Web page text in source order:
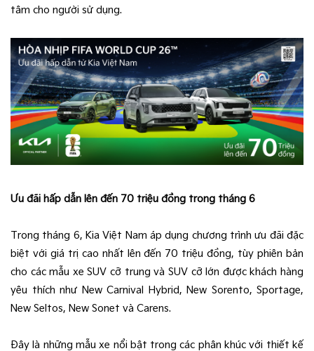
tâm cho người sử dụng.
Ưu đãi hấp dẫn lên đến 70 triệu đồng trong tháng 6
Trong tháng 6, Kia Việt Nam áp dụng chương trình ưu đãi đặc
biệt với giá trị cao nhất lên đến 70 triệu đồng, tùy phiên bản
cho các mẫu xe SUV cỡ trung và SUV cỡ lớn được khách hàng
yêu thích như New Carnival Hybrid, New Sorento, Sportage,
New Seltos, New Sonet và Carens.
Đây là những mẫu xe nổi bật trong các phân khúc với thiết kế